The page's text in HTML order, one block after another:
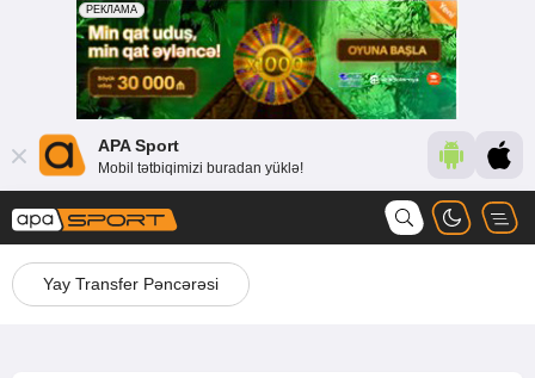
APA Sport
Mobil tətbiqimizi buradan yüklə!
Yay Transfer Pəncərəsi